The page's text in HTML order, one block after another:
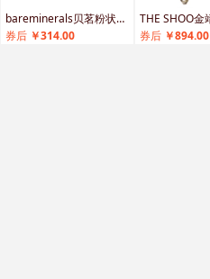
bareminerals贝茗粉状粉底
券后 ￥314.00
券后 ￥894.00